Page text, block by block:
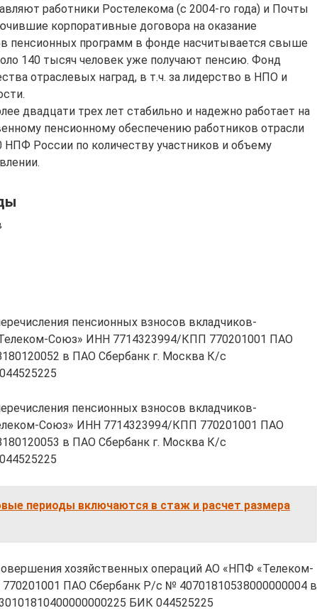
работники Ростелекома (с 2004-го года) и Почты
корпоративные договора на оказание
пенсионных программ в фонде насчитывается свыше
140 тысяч человек уже получают пенсию. Фонд
отраслевых наград, в т.ч. за лидерство в НПО и
двадцати трех лет стабильно и надежно работает на
пенсионному обеспечению работников отрасли
России по количеству участников и объему
пенсионных взносов вкладчиков-
Союз» ИНН 7714323994/КПП 770201001 ПАО
в ПАО Сбербанк г. Москва К/с
пенсионных взносов вкладчиков-
Союз» ИНН 7714323994/КПП 770201001 ПАО
в ПАО Сбербанк г. Москва К/с
периоды включаются в стаж и расчет размера
хозяйственных операций АО «НПФ «Телеком-
ПАО Сбербанк Р/с № 40701810538000000004 в
БИК 044525225